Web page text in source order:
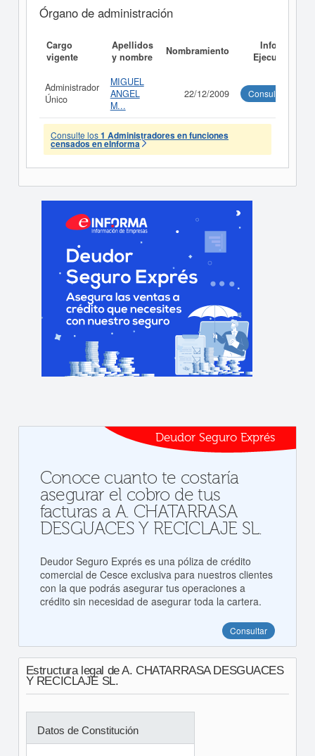
Órgano de administración
Cargo
vigente
Apellidos
y nombre
Nombramiento
Informe
Ejecutivo
Administrador
Único
MIGUEL
ANGEL
M...
22/12/2009 Consultar
Consulte los1 Administradores en funciones
censados en eInforma
Deudor Seguro Exprés
Conoce cuanto te costaría
asegurar el cobro de tus
facturas a A. CHATARRASA
DESGUACES Y RECICLAJE SL.
Deudor Seguro Exprés es una póliza de crédito
comercial de Cesce exclusiva para nuestros clientes
con la que podrás asegurar tus operaciones a
crédito sin necesidad de asegurar toda la cartera.
Consultar
Estructura legal de A. CHATARRASA DESGUACES
Y RECICLAJE SL.
Datos de Constitución